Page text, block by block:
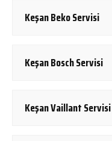
Keşan Beko Servisi
Keşan Bosch Servisi
Keşan Vaillant Servisi